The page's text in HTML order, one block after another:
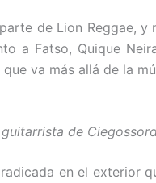
de Lion Reggae,
a Fatso, Quique
va más allá de la
de
en el exterior